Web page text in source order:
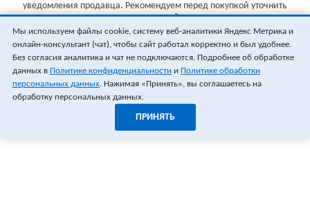
уведомления продавца. Рекомендуем перед покупкой уточнить
характеристики товара на сайте производителя.
Указанные цены не являются публичной офертой (ст.435 ГК РФ).
Стоимость и наличие товара уточняйте у менеджера.
Мы используем файлы cookie, систему веб-аналитики Яндекс Метрика и
онлайн-консультант (чат), чтобы сайт работал корректно и был удобнее.
Без согласия аналитика и чат не подключаются. Подробнее об обработке
данных в Политике конфиденциальности и Политике обработки
персональных данных. Нажимая «Принять», вы соглашаетесь на
обработку персональных данных.
ПРИНЯТЬ